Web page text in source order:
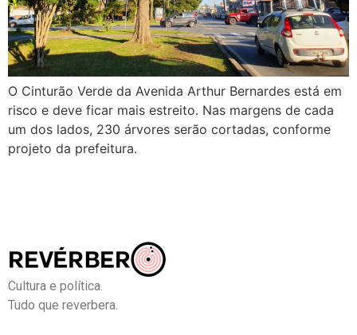
O Cinturão Verde da Avenida Arthur Bernardes está em
risco e deve ficar mais estreito. Nas margens de cada
um dos lados, 230 árvores serão cortadas, conforme
projeto da prefeitura.
Cultura e política.
Tudo que reverbera.